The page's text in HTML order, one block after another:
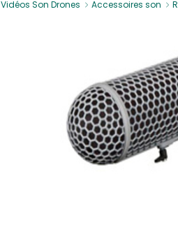
Vidéos Son Drones Accessoires son